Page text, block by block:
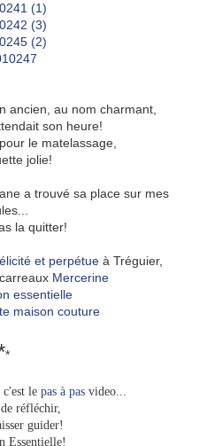
ancien, au nom charmant,
son heure!
le matelassage,
jolie!
a trouvé sa place sur mes
la quitter!
et perpétueà Tréguier,
Mercerine
essentielle
maison couture
*
c'est le pas à pasvideo...
réfléchir,
guider!
Essentielle!